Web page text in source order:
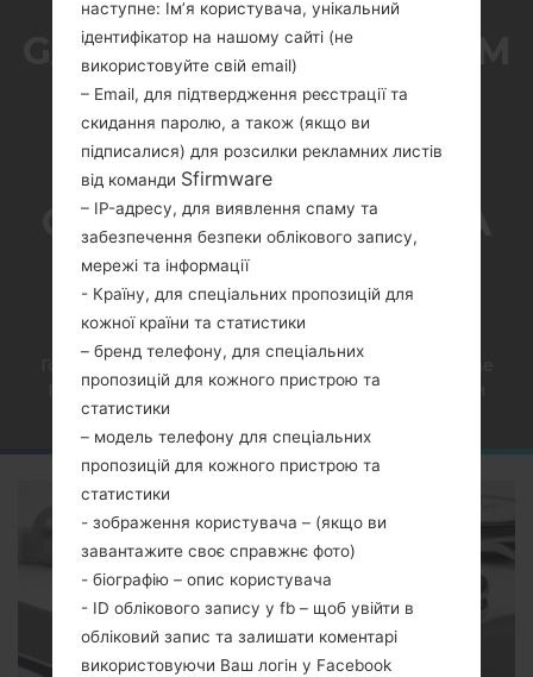
GALAXY Z FOLD 2 THOM
BROWNE EDITION:
СПІЛЬНА РОБОТА У
СВІТІ ТЕХНОЛОГІЙ ТА
МОДИ
Головна → Новини →Galaxy Z Fold 2 Thom Browne
Edition: спільна робота у світі технологій та моди
наступне: Ім’я користувача, унікальний
ідентифікатор на нашому сайті (не
використовуйте свій email)
– Email, для підтвердження реєстрації та
скидання паролю, а також (якщо ви
підписалися) для розсилки рекламних листів
від команди Sfirmware
– IP-адресу, для виявлення спаму та
забезпечення безпеки облікового запису,
мережі та інформації
- Країну, для спеціальних пропозицій для
кожної країни та статистики
– бренд телефону, для спеціальних
пропозицій для кожного пристрою та
статистики
– модель телефону для спеціальних
пропозицій для кожного пристрою та
статистики
- зображення користувача – (якщо ви
завантажите своє справжнє фото)
- біографію – опис користувача
- ID облікового запису у fb – щоб увійти в
обліковий запис та залишати коментарі
використовуючи Ваш логін у Facebook